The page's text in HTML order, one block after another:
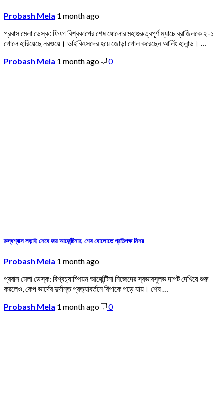
Probash Mela 1 month ago
প্রবাস মেলা ডেস্ক: ফিফা বিশ্বকাপের শেষ ষোলোর মহাগুরুত্বপূর্ণ ম্যাচে ব্রাজিলকে ২-১
গোলে হারিয়েছে নরওয়ে। ভাইকিংসদের হয়ে জোড়া গোল করেছেন আর্লিং হালান্ড। …
Probash Mela 1 month ago 0
রুদ্ধশ্বাস লড়াই শেষে জয় আর্জেন্টিনার, শেষ ষোলোতে প্রতিপক্ষ মিশর
Probash Mela 1 month ago
প্রবাস মেলা ডেস্ক: বিশ্বচ্যাম্পিয়ন আর্জেন্টিনা নিজেদের স্বভাবসুলভ দাপট দেখিয়ে শুরু
করলেও, কেপ ভার্দের দুর্দান্ত প্রত্যাবর্তনে বিপাকে পড়ে যায়। শেষ …
Probash Mela 1 month ago 0